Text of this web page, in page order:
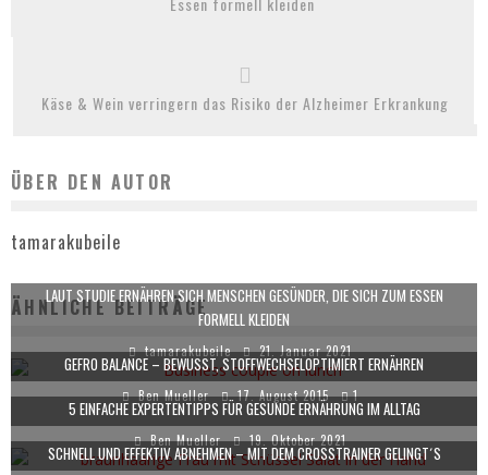
Käse & Wein verringern das Risiko der Alzheimer Erkrankung
ÜBER DEN AUTOR
tamarakubeile
ÄHNLICHE BEITRÄGE
LAUT STUDIE ERNÄHREN SICH MENSCHEN GESÜNDER, DIE SICH ZUM ESSEN
FORMELL KLEIDEN
tamarakubeile 21. Januar 2021
GEFRO BALANCE – BEWUSST, STOFFWECHSELOPTIMIERT ERNÄHREN
Ben Mueller 17. August 2015 1
5 EINFACHE EXPERTENTIPPS FÜR GESUNDE ERNÄHRUNG IM ALLTAG
Ben Mueller 19. Oktober 2021
SCHNELL UND EFFEKTIV ABNEHMEN – MIT DEM CROSSTRAINER GELINGT´S